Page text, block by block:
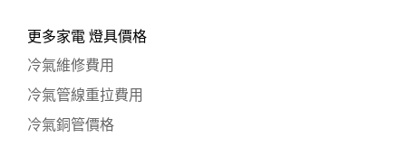
更多家電 燈具價格
冷氣維修費用
冷氣管線重拉費用
冷氣銅管價格